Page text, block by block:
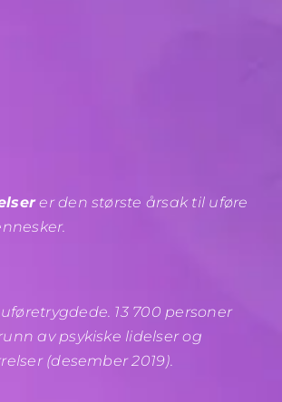
er den største årsak til uføre
uføretrygdede. 13 700 personer
av psykiske lidelser og
(desember 2019).